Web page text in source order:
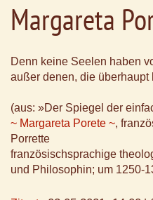
Margareta
Denn keine Seelen haben
außer denen, die
(aus: »Der Spiegel der
~ Margareta Porete ~,
Porrette
französischsprachige
und Philosophin; um 1250-